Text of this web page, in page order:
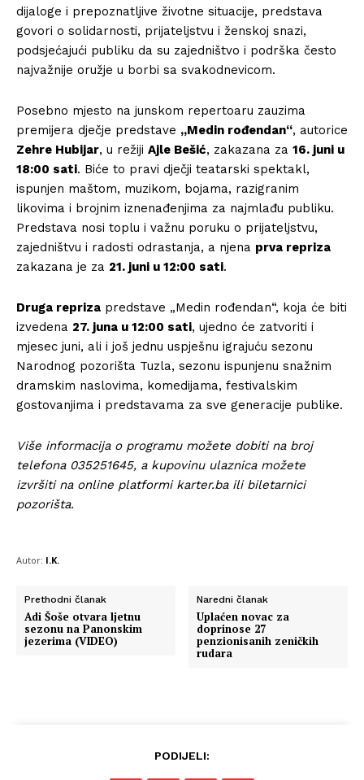
dijaloge i prepoznatljive životne situacije, predstava
govori o solidarnosti, prijateljstvu i ženskoj snazi,
podsjećajući publiku da su zajedništvo i podrška često
najvažnije oružje u borbi sa svakodnevicom.
Posebno mjesto na junskom repertoaru zauzima
premijera dječje predstave „Medin rođendan“, autorice
Zehre Hubijar, u režiji Ajle Bešić, zakazana za 16. juni u
18:00 sati. Biće to pravi dječji teatarski spektakl,
ispunjen maštom, muzikom, bojama, razigranim
likovima i brojnim iznenađenjima za najmlađu publiku.
Predstava nosi toplu i važnu poruku o prijateljstvu,
zajedništvu i radosti odrastanja, a njena prva repriza
zakazana je za 21. juni u 12:00 sati.
Druga repriza predstave „Medin rođendan“, koja će biti
izvedena 27. juna u 12:00 sati, ujedno će zatvoriti i
mjesec juni, ali i još jednu uspješnu igrajuću sezonu
Narodnog pozorišta Tuzla, sezonu ispunjenu snažnim
dramskim naslovima, komedijama, festivalskim
gostovanjima i predstavama za sve generacije publike.
Više informacija o programu možete dobiti na broj
telefona 035251645, a kupovinu ulaznica možete
izvršiti na online platformi karter.ba ili biletarnici
pozorišta.
Autor: I.K.
Prethodni članak
Adi Šoše otvara ljetnu
sezonu na Panonskim
jezerima (VIDEO)
Naredni članak
Uplaćen novac za
doprinose 27
penzionisanih zeničkih
rudara
PODIJELI: